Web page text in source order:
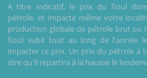
A titre indicatif, le prix du fioul
pétrole, et impacte même votre
production globale de pétrole brut ou
fioul subit tout au long de l'année
impacter ce prix. Un prix du pétrole à
dire qu'il repartira à la hausse le